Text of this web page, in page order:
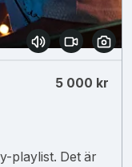
5 000 kr
playlist. Det är